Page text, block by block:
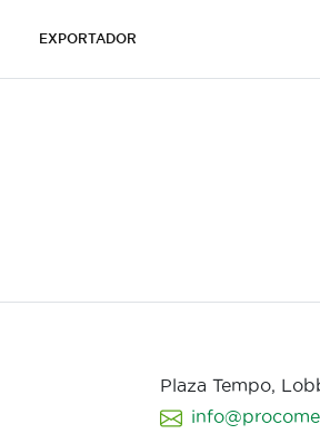
EXPORTADOR
Plaza Tempo,